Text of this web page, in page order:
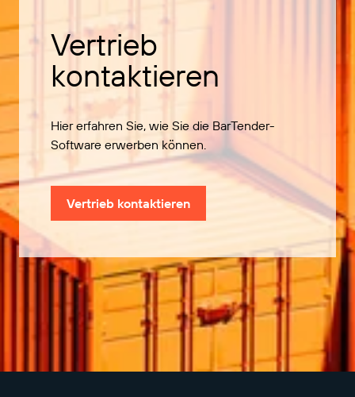
Vertrieb
kontaktieren
Hier erfahren Sie, wie Sie die BarTender-
Software erwerben können.
Vertrieb kontaktieren